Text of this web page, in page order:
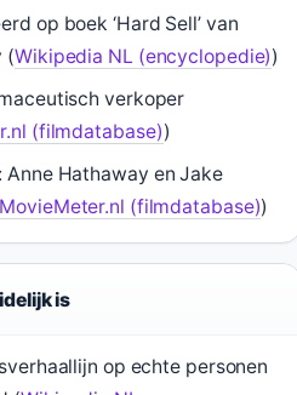
op boek ‘Hard Sell’ van
(Wikipedia NL (encyclopedie))
verkoper
(filmdatabase))
Anne Hathaway en Jake
MovieMeter.nl (filmdatabase))
is
op echte personen